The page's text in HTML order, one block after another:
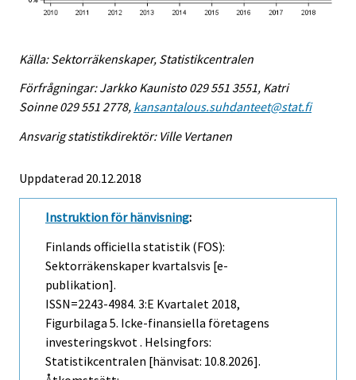
Källa: Sektorräkenskaper, Statistikcentralen
Förfrågningar: Jarkko Kaunisto 029 551 3551, Katri
Soinne 029 551 2778, kansantalous.suhdanteet@stat.fi
Ansvarig statistikdirektör: Ville Vertanen
Uppdaterad 20.12.2018
Instruktion för hänvisning:
Finlands officiella statistik (FOS):
Sektorräkenskaper kvartalsvis [e-
publikation].
ISSN=2243-4984. 3:e Kvartalet 2018,
Figurbilaga 5. Icke-finansiella företagens
investeringskvot . Helsingfors:
Statistikcentralen [hänvisat: 10.8.2026].